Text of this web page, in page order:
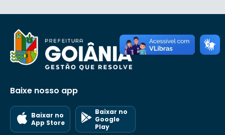
Baixe nosso app
Baixar no
App Store
Baixar no
Google
Play